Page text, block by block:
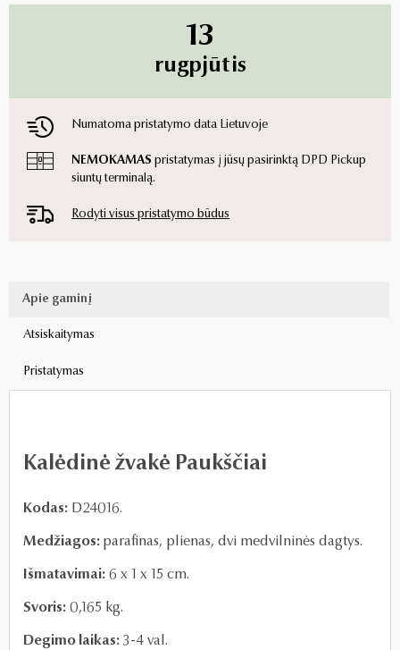
13
rugpjūtis
Numatoma pristatymo data Lietuvoje
NEMOKAMAS pristatymas į jūsų pasirinktą DPD Pickup
siuntų terminalą.
Rodyti visus pristatymo būdus
Apie gaminį
Atsiskaitymas
Pristatymas
Kalėdinė žvakė Paukščiai
Kodas: D24016.
Medžiagos: parafinas, plienas, dvi medvilninės dagtys.
Išmatavimai: 6 x 1 x 15 cm.
Svoris: 0,165 kg.
Degimo laikas: 3-4 val.